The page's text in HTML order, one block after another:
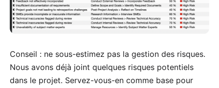
Conseil : ne sous-estimez pas la gestion des risques.
Nous avons déjà joint quelques risques potentiels
dans le projet. Servez-vous-en comme base pour